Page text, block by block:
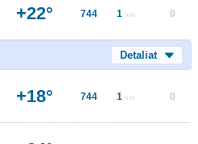
+22° 744 1 m/s 0
Detaliat
+18° 744 1 m/s 0